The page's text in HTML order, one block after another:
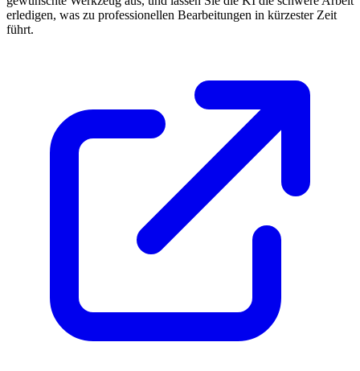
erledigen, was zu professionellen Bearbeitungen in kürzester Zeit
führt.